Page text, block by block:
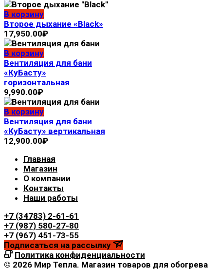
В корзину
Второе дыхание «Black»
17,950.00₽
В корзину
Вентиляция для бани
«КуБасту»
горизонтальная
9,990.00₽
В корзину
Вентиляция для бани
«КуБасту» вертикальная
12,900.00₽
Главная
Магазин
О компании
Контакты
Наши работы
+7 (34783) 2-61-61
+7 (987) 580-27-80
+7 (967) 451-73-55
Подписаться на рассылку
Политика конфиденциальности
© 2026 Мир Тепла. Магазин товаров для обогрева